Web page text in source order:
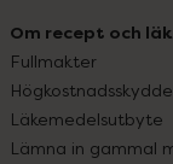
Om recept och
Fullmakter
Läkemedelsutbyte
Lämna in gammal